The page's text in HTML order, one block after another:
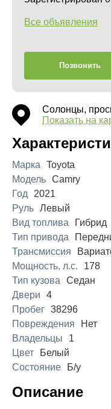
Все объявления
Позвонить
Солонцы,
Показать на
Марка
Toyota
Модель Camry
Год
2021
Руль Левый
Вид топлива
Гибрид
Тип привода
Трансмиссия
Мощность, л.с.
178
Тип кузова
Седан
Двери
4
Пробег 38296
Повреждения
Нет
Владельцы
1
Цвет
Белый
Состояние
Б/у
Описание